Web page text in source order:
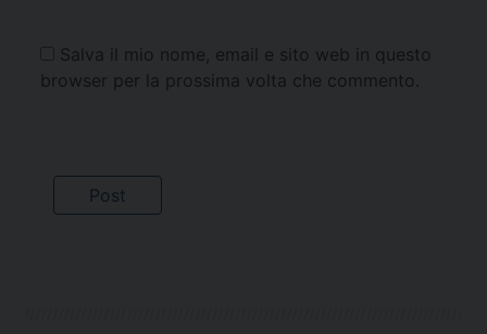
Salva il mio nome, email e sito web in questo
browser per la prossima volta che commento.